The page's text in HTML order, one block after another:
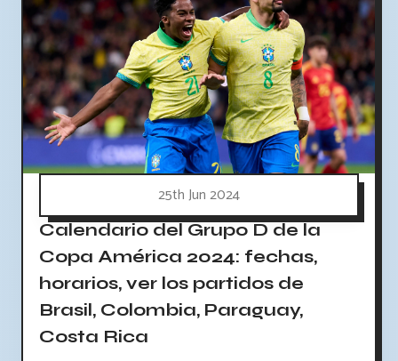
25th Jun 2024
Calendario del Grupo D de la
Copa América 2024: fechas,
horarios, ver los partidos de
Brasil, Colombia, Paraguay,
Costa Rica